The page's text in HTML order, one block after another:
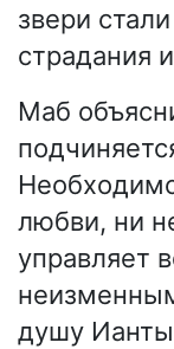
звери
страдания
Маб
любви, ни
управляет
душу Ианты